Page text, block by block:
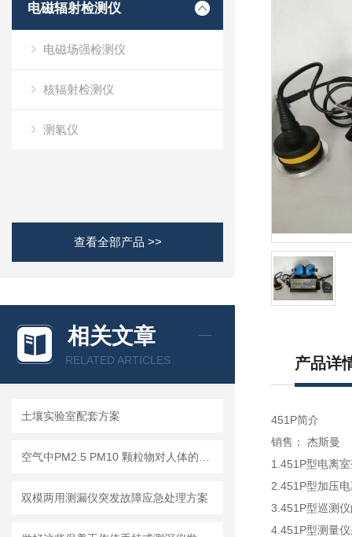
电磁辐射检测仪
电磁场强检测仪
核辐射检测仪
测氡仪
查看全部产品 >>
相关文章
RELATED ARTICLES
土壤实验室配套方案
双模两用测漏仪突发故障应急处理方案
产品详
451P简介
销售： 杰斯曼
1.451P型电离
2.451P型加压
3.451P型巡测
4.451P型测量